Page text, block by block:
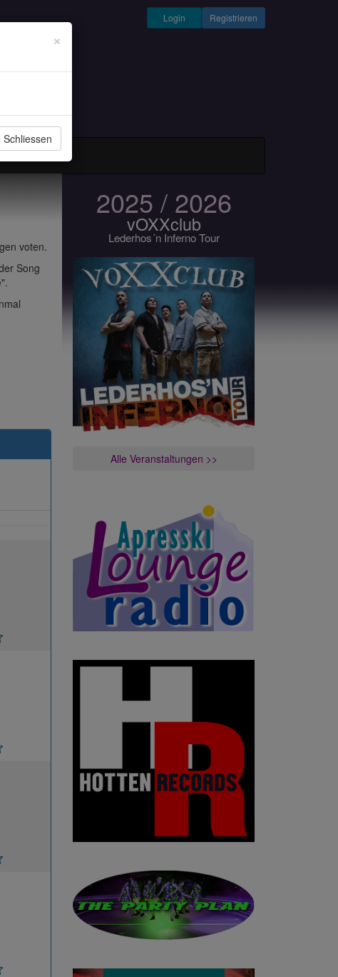
Registrieren
Login
voten.
Song
×
Schliessen
2025 / 2026
vOXXclub
Lederhos´n Inferno Tour
Alle Veranstaltungen >>